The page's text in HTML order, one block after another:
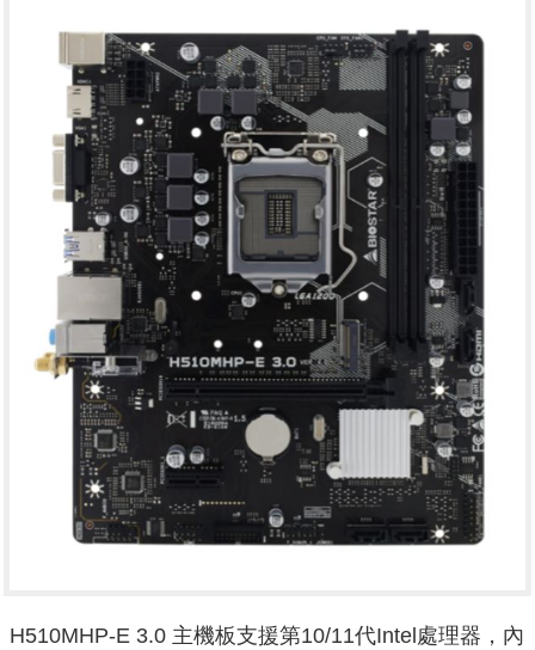
H510MHP-E 3.0 主機板支援第10/11代Intel處理器，內